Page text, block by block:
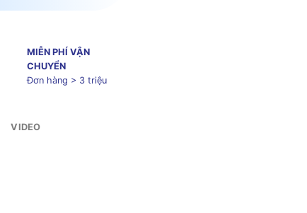
MIỄN PHÍ VẬN
CHUYỂN
Đơn hàng > 3 triệu
VIDEO